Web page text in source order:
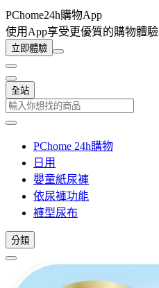
PChome24h購物App
使用App享受更優質的購物體驗
立即體驗
全站
PChome 24h購物
日用
嬰童紙尿褲
依尿褲功能
褲型尿布
分類